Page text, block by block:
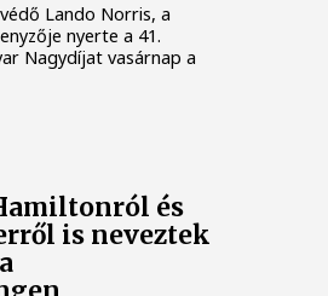
Lando Norris, a
nyerte a 41.
Nagydíjat vasárnap a
és
is neveztek